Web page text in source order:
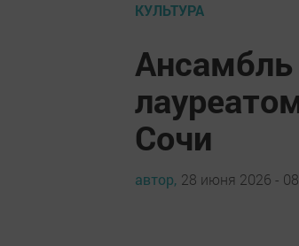
КУЛЬТУРА
Сочи
автор, 28 июня 2026 -